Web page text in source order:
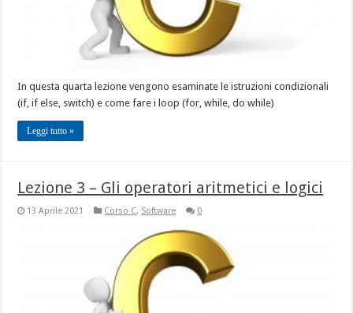
In questa quarta lezione vengono esaminate le istruzioni condizionali
(if, if else, switch) e come fare i loop (for, while, do while)
Leggi tutto »
Lezione 3 – Gli operatori aritmetici e logici
13 Aprile 2021 Corso C, Software 0